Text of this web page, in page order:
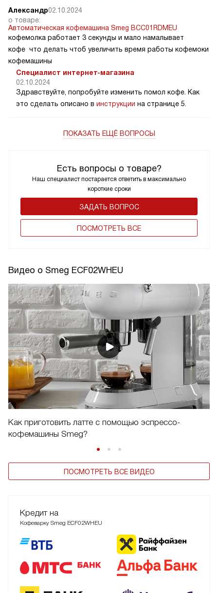
Есть вопросы о товаре?
Наш специалист постарается ответить в максимально
короткие сроки
ЗАДАТЬ ВОПРОС
ПОCМОТРЕТЬ ВСЕ
Александр02.10.2024
о товаре:
Автоматическая кофемашина Smeg BCC01RDMEU
кофемолка работает 3 секунды и мало намалывает
кофе что делать чтоб увеличить время работы кофемоки
кофемашины
Специалист интернет-магазина
02.10.2024
Здравствуйте, попробуйте изменить помол кофе. Как
это сделать описано в инструкции на странице 5.
ПОКАЗАТЬ ЕЩЁ ВОПРОСЫ
Видео о Smeg ECF02WHEU
Как приготовить латте с помощью эспрессо-
кофемашины Smeg?
ПОСМОТРЕТЬ ВСЕ ВИДЕО
Кредит на
Кофеварку Smeg ECF02WHEU